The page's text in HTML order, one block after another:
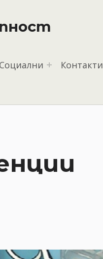
Социални Контакти